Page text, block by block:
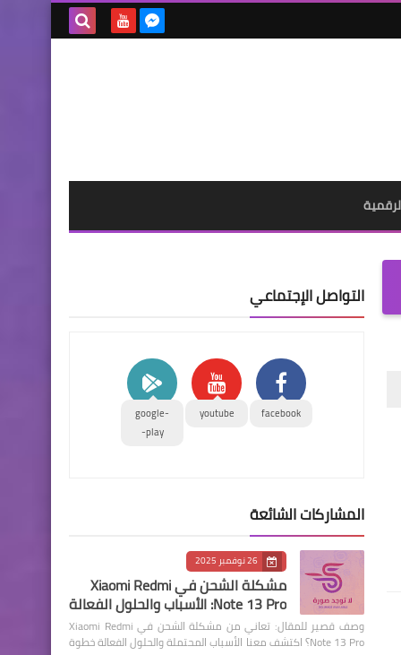
التواصل الإجتماعي
facebook
youtube
google-
play-
المشاركات الشائعة
26 نوفمبر 2025
مشكلة الشحن في Xiaomi Redmi
Note 13 Pro: الأسباب والحلول الفعالة
وصف قصير للمقال: تعاني من مشكلة الشحن في Xiaomi Redmi
Note 13 Pro؟ اكتشف معنا الأسباب المحتملة والحلول الفعالة خطوة